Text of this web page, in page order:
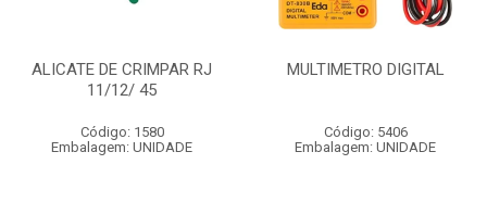
ALICATE DE CRIMPAR RJ
11/12/ 45
Código: 1580
Embalagem: UNIDADE
MULTIMETRO DIGITAL
Código: 5406
Embalagem: UNIDADE